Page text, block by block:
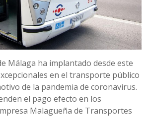
Málaga ha implantado desde este
en el transporte público
de la pandemia de coronavirus.
el pago efecto en los
Malagueña de Transportes